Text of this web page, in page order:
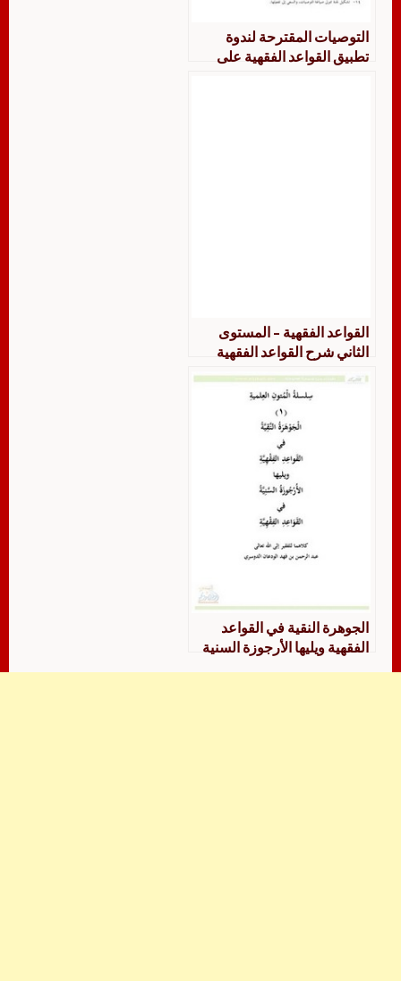
التوصيات المقترحة لندوة
تطبيق القواعد الفقهية على
القواعد الفقهية – المستوى
الثاني شرح القواعد الفقهية
للشيخ عزت عبيد الدعاس
الجوهرة النقية في القواعد
الفقهية ويليها الأرجوزة السنية